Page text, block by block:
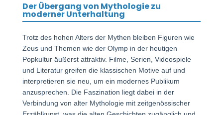
Der Übergang von Mythologie zu
moderner Unterhaltung
Trotz des hohen Alters der Mythen bleiben Figuren wie
Zeus und Themen wie der Olymp in der heutigen
Popkultur äußerst attraktiv. Filme, Serien, Videospiele
und Literatur greifen die klassischen Motive auf und
interpretieren sie neu, um ein modernes Publikum
anzusprechen. Die Faszination liegt dabei in der
Verbindung von alter Mythologie mit zeitgenössischer